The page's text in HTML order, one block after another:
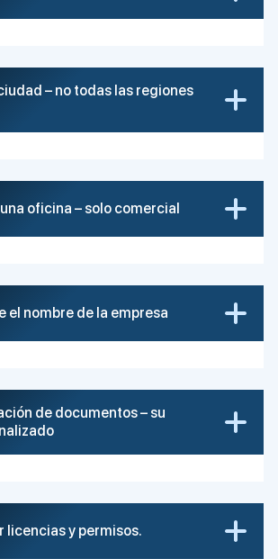
– no todas las regiones
oficina – solo comercial
el nombre de la empresa
de documentos – su
licencias y permisos.